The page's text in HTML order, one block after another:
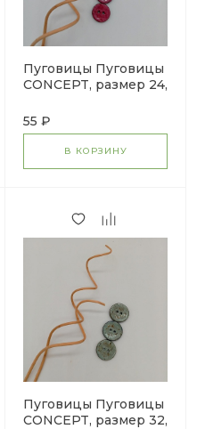
Пуговицы Пуговицы
CONCEPT, размер 24,
фуксия
55 ₽
В КОРЗИНУ
Пуговицы Пуговицы
CONCEPT, размер 32,